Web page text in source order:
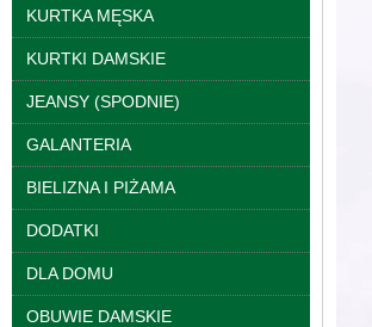
KURTKA MĘSKA
KURTKI DAMSKIE
JEANSY (SPODNIE)
GALANTERIA
BIELIZNA I PIŻAMA
DODATKI
DLA DOMU
OBUWIE DAMSKIE